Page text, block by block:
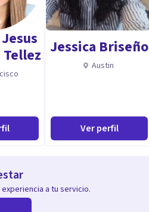
Jessica Briseño
Austin
Ver perfil
a tu servicio.